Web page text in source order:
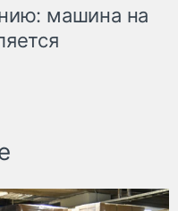
машина на